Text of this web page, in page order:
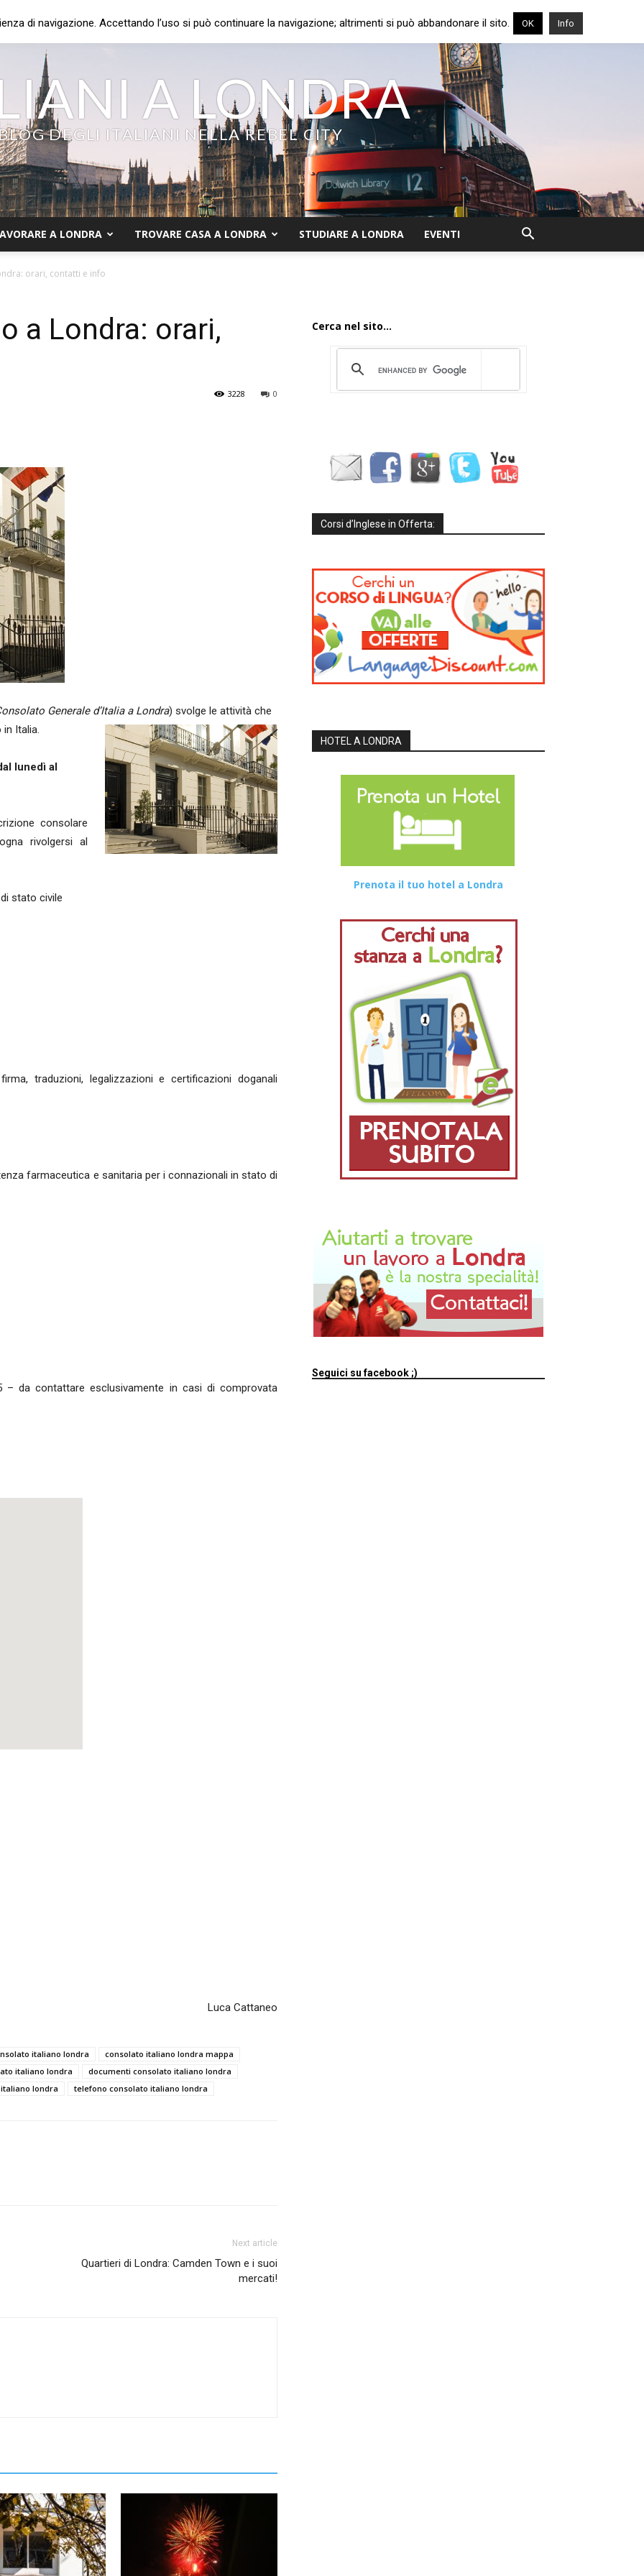
A LONDRA
DEGLI ITALIANI NELLA REBEL CITY
A LONDRA TROVARE CASA A LONDRA STUDIARE A LONDRA EVENTI
orari, contatti e info
a Londra: orari,
0
3228
Generale d’Italia a Londra) svolge le attività che
Italia.
lunedì al
consolare
rivolgersi al
stato civile
traduzioni, legalizzazioni e certificazioni doganali
farmaceutica e sanitaria per i connazionali in stato di
– da contattare esclusivamente in casi di comprovata
Luca Cattaneo
italiano londra
consolato italiano londra mappa
italiano londra
documenti consolato italiano londra
londra telefono consolato italiano londra
Next article
Quartieri di Londra: Camden Town e i suoi
mercati!
Cerca nel sito...
Corsi d’Inglese in Offerta:
HOTEL A LONDRA
Prenota il tuo hotel a Londra
Seguici su facebook ;)
di navigazione. Accettando l’uso si può continuare la navigazione; altrimenti si può abbandonare il sito. OK Info